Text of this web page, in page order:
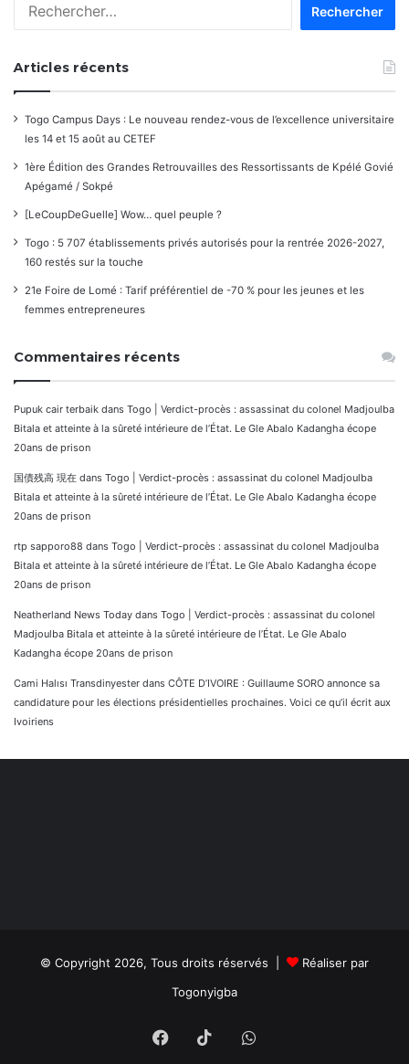
Articles récents
Togo Campus Days : Le nouveau rendez-vous de l’excellence universitaire
les 14 et 15 août au CETEF
1ère Édition des Grandes Retrouvailles des Ressortissants de Kpélé Govié
Apégamé / Sokpé
[LeCoupDeGuelle] Wow… quel peuple ?
Togo : 5 707 établissements privés autorisés pour la rentrée 2026-2027,
160 restés sur la touche
21e Foire de Lomé : Tarif préférentiel de -70 % pour les jeunes et les
femmes entrepreneures
Commentaires récents
Pupuk cair terbaik dans Togo | Verdict-procès : assassinat du colonel Madjoulba
Bitala et atteinte à la sûreté intérieure de l’État. Le Gle Abalo Kadangha écope
20ans de prison
国債残高 現在 dans Togo | Verdict-procès : assassinat du colonel Madjoulba
Bitala et atteinte à la sûreté intérieure de l’État. Le Gle Abalo Kadangha écope
20ans de prison
rtp sapporo88 dans Togo | Verdict-procès : assassinat du colonel Madjoulba
Bitala et atteinte à la sûreté intérieure de l’État. Le Gle Abalo Kadangha écope
20ans de prison
Neatherland News Today dans Togo | Verdict-procès : assassinat du colonel
Madjoulba Bitala et atteinte à la sûreté intérieure de l’État. Le Gle Abalo
Kadangha écope 20ans de prison
Cami Halısı Transdinyester dans CÔTE D’IVOIRE : Guillaume SORO annonce sa
candidature pour les élections présidentielles prochaines. Voici ce qu’il écrit aux
Ivoiriens
© Copyright 2026, Tous droits réservés |
Réaliser par
Togonyigba
Facebook
TikTokWhatsApp